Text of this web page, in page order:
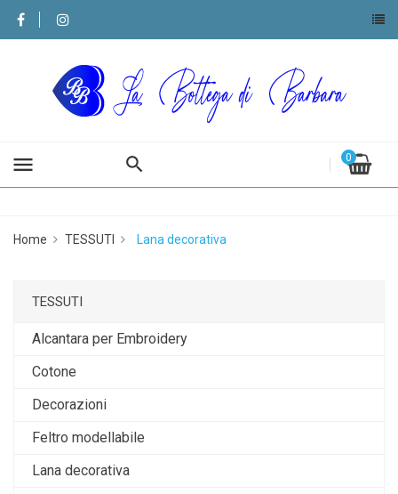
menu 0
Home TESSUTI Lana decorativa
TESSUTI
Alcantara per Embroidery
Cotone
Decorazioni
Feltro modellabile
Lana decorativa